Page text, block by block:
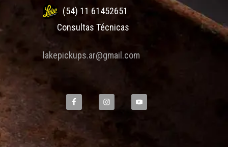
(54) 11 61452651
Consultas Técnicas
lakepickups.ar@gmail.com